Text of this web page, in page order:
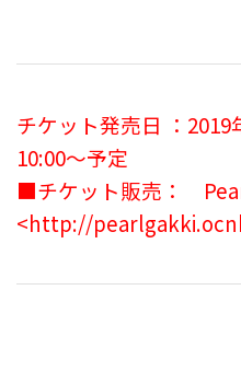
チケット発売日 ：2019
10:00〜予定
■チケット販売：
<http://